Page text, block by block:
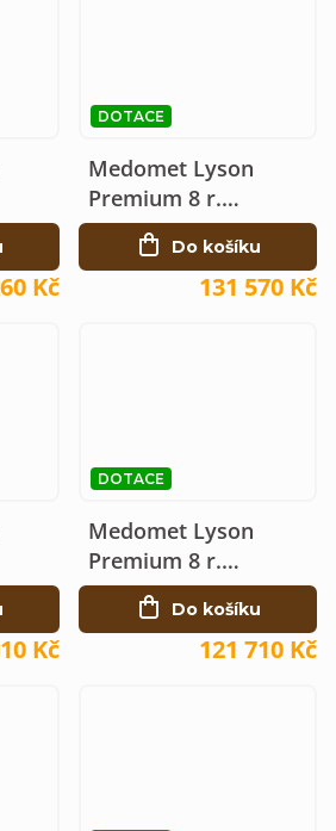
Kč
DOTACE
Medomet Lyson
Premium 8 r.
elektrický 230V Ø120
131 570 Kč
Do košíku
Kč
DOTACE
Medomet Lyson
Premium 8 r.
elektrický 230V Ø100
121 710 Kč
Do košíku